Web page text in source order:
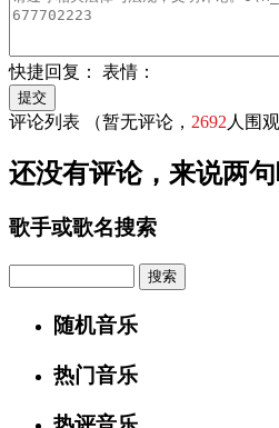
快捷回复： 表情：
评论列表 （暂无评论， 2692 人围观
还没有评论，来说两句
歌手或歌名搜索
随机音乐
热门音乐